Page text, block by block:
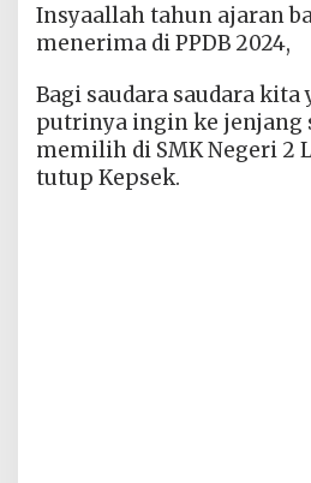
Insyaallah tahun ajaran
menerima di PPDB 2024,
Bagi saudara saudara kita
putrinya ingin ke jenjang
memilih di SMK Negeri 2
tutup Kepsek.